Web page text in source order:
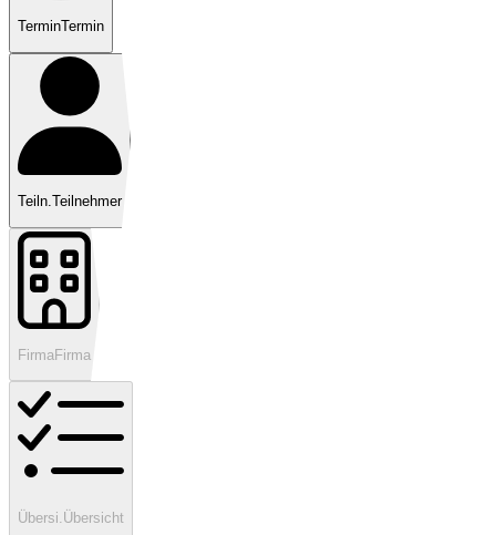
TerminTermin
Teiln.Teilnehmer
Firma Firma
Übersi. Übersicht